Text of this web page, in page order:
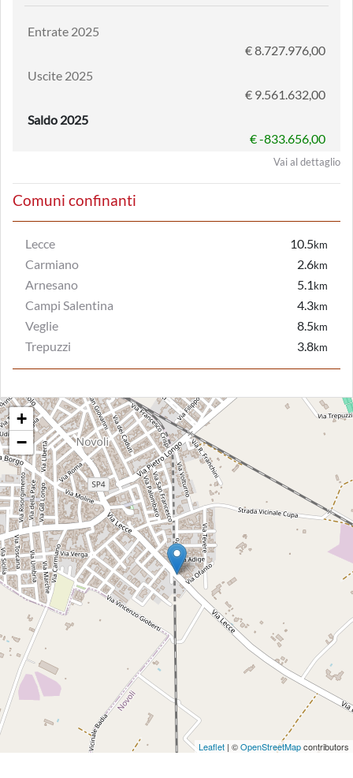
Entrate 2025
€ 8.727.976,00
Uscite 2025
€ 9.561.632,00
Saldo 2025
€ -833.656,00
Vai al dettaglio
Comuni confinanti
Lecce 10.5km
Carmiano 2.6km
Arnesano 5.1km
Campi Salentina 4.3km
Veglie 8.5km
Trepuzzi 3.8km
+
−
Leaflet | ©OpenStreetMapcontributors